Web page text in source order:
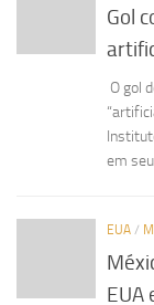
Gol
O gol
em
EUA /
EUA